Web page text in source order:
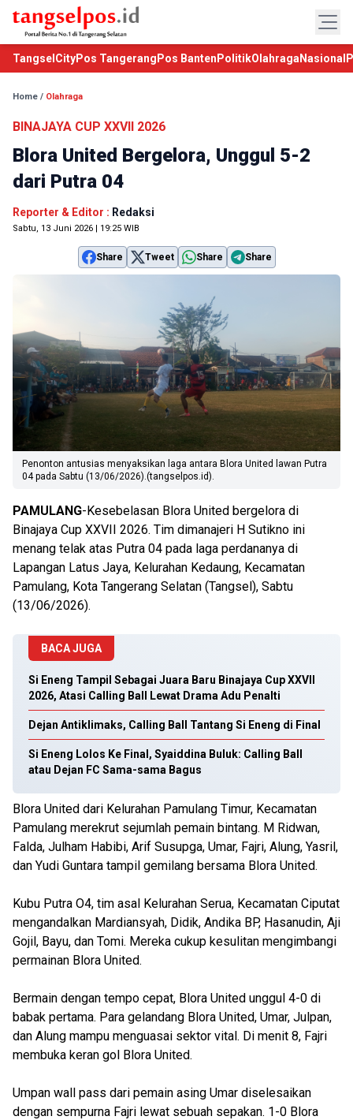
TangselCityPos Tangerang Pos Banten PolitikOlahraga Nasional
Home / Olahraga
BINAJAYA CUP XXVII 2026
Blora United Bergelora, Unggul 5-2
dari Putra 04
Reporter & Editor : Redaksi
Sabtu, 13 Juni 2026 | 19:25 WIB
Share Tweet Share Share
Penonton antusias menyaksikan laga antara Blora United lawan Putra
04 pada Sabtu (13/06/2026).(tangselpos.id).
PAMULANG-Kesebelasan Blora United bergelora di
Binajaya Cup XXVII 2026. Tim dimanajeri H Sutikno ini
menang telak atas Putra 04 pada laga perdananya di
Lapangan Latus Jaya, Kelurahan Kedaung, Kecamatan
Pamulang, Kota Tangerang Selatan (Tangsel), Sabtu
(13/06/2026).
BACA JUGA
Si Eneng Tampil Sebagai Juara Baru Binajaya Cup XXVII
2026, Atasi Calling Ball Lewat Drama Adu Penalti
Dejan Antiklimaks, Calling Ball Tantang Si Eneng di Final
Si Eneng Lolos Ke Final, Syaiddina Buluk: Calling Ball
atau Dejan FC Sama-sama Bagus
Blora United dari Kelurahan Pamulang Timur, Kecamatan
Pamulang merekrut sejumlah pemain bintang. M Ridwan,
Falda, Julham Habibi, Arif Susupga, Umar, Fajri, Alung, Yasril,
dan Yudi Guntara tampil gemilang bersama Blora United.
Kubu Putra O4, tim asal Kelurahan Serua, Kecamatan Ciputat
mengandalkan Mardiansyah, Didik, Andika BP, Hasanudin, Aji
Gojil, Bayu, dan Tomi. Mereka cukup kesulitan mengimbangi
permainan Blora United.
Bermain dengan tempo cepat, Blora United unggul 4-0 di
babak pertama. Para gelandang Blora United, Umar, Julpan,
dan Alung mampu menguasai sektor vital. Di menit 8, Fajri
membuka keran gol Blora United.
Umpan wall pass dari pemain asing Umar diselesaikan
dengan sempurna Fajri lewat sebuah sepakan. 1-0 Blora